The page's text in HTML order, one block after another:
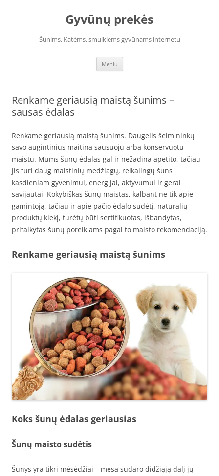
Gyvūnų prekės
Šunims, Katėms, smulkiems gyvūnams internetu
Meniu
Renkame geriausią maistą šunims –
sausas ėdalas
Renkame geriausią maistą šunims. Daugelis šeimininkų
savo augintinius maitina sausuoju arba konservuotu
maistu. Mums šunų ėdalas gal ir nežadina apetito, tačiau
jis turi daug maistinių medžiagų, reikalingų šuns
kasdieniam gyvenimui, energijai, aktyvumui ir gerai
savijautai. Kokybiškas šunų maistas, kalbant ne tik apie
gamintoją, tačiau ir apie pačio ėdalo sudėtį, natūralių
produktų kiekį, turėtų būti sertifikuotas, išbandytas,
pritaikytas šunų poreikiams pagal to maisto rekomendaciją.
Renkame geriausią maistą šunims
Koks šunų ėdalas geriausias
Šunų maisto sudėtis
Šunys yra tikri mėsėdžiai – mėsa sudaro didžiąją dalį jų